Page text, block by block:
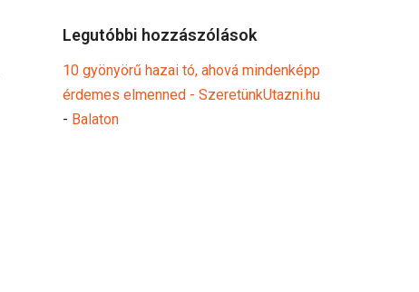
Legutóbbi hozzászólások
10 gyönyörű hazai tó, ahová mindenképp
érdemes elmenned - SzeretünkUtazni.hu
- Balaton